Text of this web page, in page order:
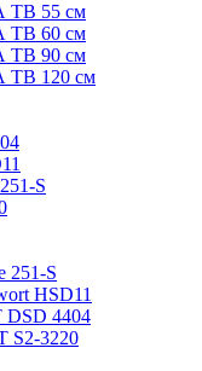
ТВ 55 см
ТВ 60 см
ТВ 90 см
ТВ 120 см
S
251-S
HSD11
4404
S2-3220